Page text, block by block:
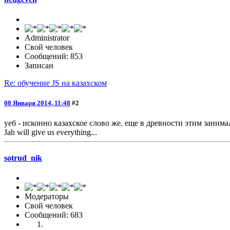
Administrator
Свой человек
Сообщений: 853
Записан
Re: обучение JS на казахском
08 Января 2014, 11:48 #2
уеб - исконно казахское слово же. еще в древности этим
Jah will give us everything...
sotrud_nik
Модераторы
Свой человек
Сообщений: 683